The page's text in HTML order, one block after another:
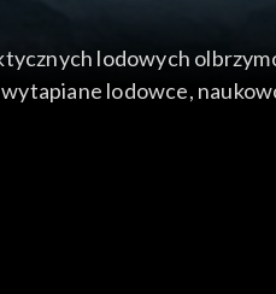
lodowych
lodowce,
Stacji Badawczej